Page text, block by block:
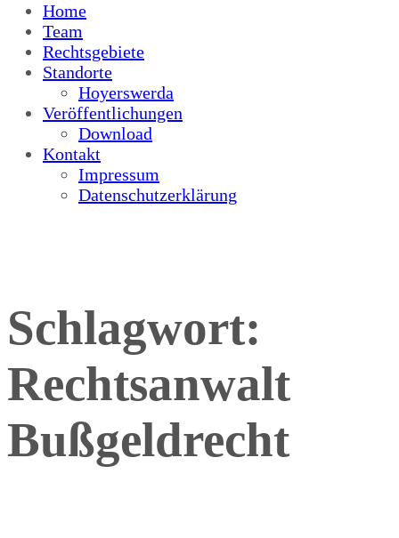
Home
Team
Rechtsgebiete
Standorte
Hoyerswerda
Veröffentlichungen
Download
Kontakt
Impressum
Datenschutzerklärung
Schlagwort:
Rechtsanwalt
Bußgeldrecht